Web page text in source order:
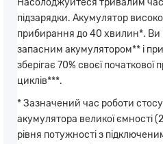
Насолоджуйтеся тривалим
підзарядки. Акумулятор
прибирання до 40 хвилин*. Ви
запасним акумулятором** і
зберігає 70% своєї початкової
циклів***.
* Зазначений час роботи
акумулятора великої ємності
рівня потужності з